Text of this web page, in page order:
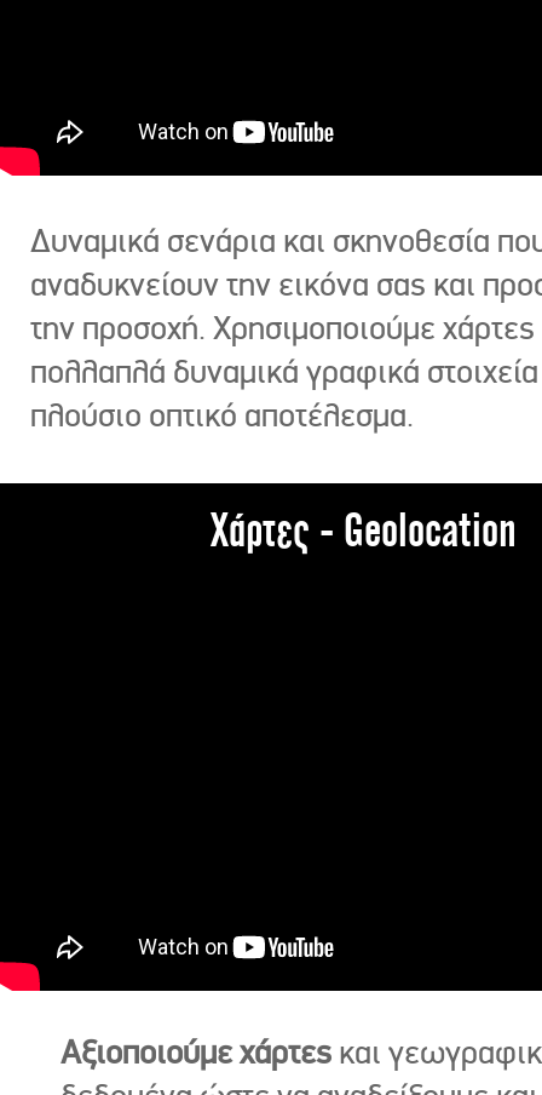
Δυναμικά σενάρια και σκηνοθεσία
αναδυκνείουν την εικόνα σας και
την προσοχή. Χρησιμοποιούμε χάρτες
πολλαπλά δυναμικά γραφικά στοιχεία
πλούσιο οπτικό αποτέλεσμα.
Χάρτες - Geolocation
Αξιοποιούμε χάρτες και